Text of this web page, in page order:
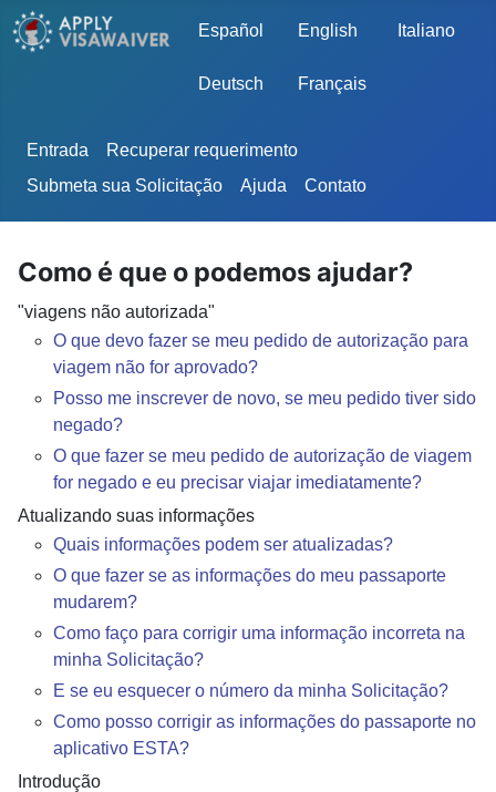
Escolha o seu idioma
Español English Italiano
Deutsch Français
Entrada
Recuperar requerimento
Submeta sua Solicitação
Ajuda Contato
Como é que o podemos ajudar?
"viagens não autorizada"
O que devo fazer se meu pedido de autorização para
viagem não for aprovado?
Posso me inscrever de novo, se meu pedido tiver sido
negado?
O que fazer se meu pedido de autorização de viagem
for negado e eu precisar viajar imediatamente?
Atualizando suas informações
Quais informações podem ser atualizadas?
O que fazer se as informações do meu passaporte
mudarem?
Como faço para corrigir uma informação incorreta na
minha Solicitação?
E se eu esquecer o número da minha Solicitação?
Como posso corrigir as informações do passaporte no
aplicativo ESTA?
Introdução